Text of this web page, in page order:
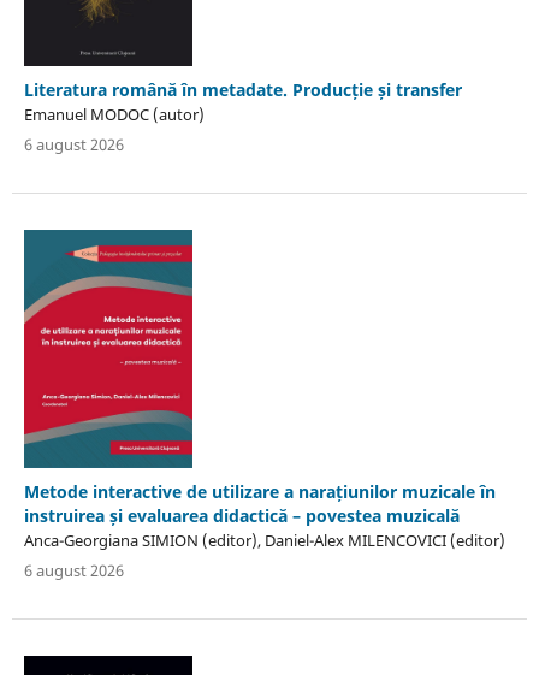
Literatura română în metadate. Producție și transfer
Emanuel MODOC (autor)
6 august 2026
Metode interactive de utilizare a narațiunilor muzicale în
instruirea și evaluarea didactică – povestea muzicală
Anca-Georgiana SIMION (editor), Daniel-Alex MILENCOVICI (editor)
6 august 2026